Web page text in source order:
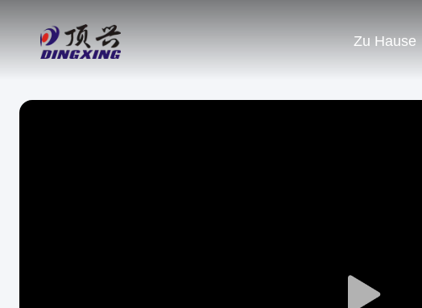
Zu Hause